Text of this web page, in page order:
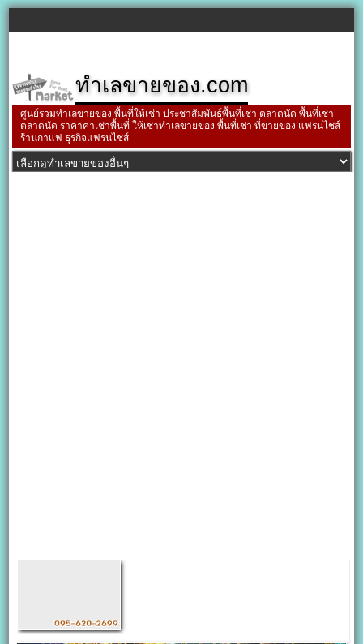
ทำเลขายของ.com
ศูนย์รวมทำเลขายของ พื้นที่ให้เช่า ประชาสัมพันธ์พื้นที่เช่า ตลาดนัด พื้นที่เช่า
ตลาดนัด ราคาค่าเช่าพื้นที่ ให้เช่าทำเลขายของ พื้นที่เช่า ที่ขายของ แฟรนไชส์
ร้านกาแฟ ธุรกิจแฟรนไชส์